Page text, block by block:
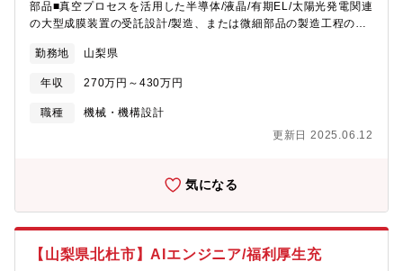
部品■真空プロセスを活用した半導体/液晶/有期EL/太陽光発電関連
の大型成膜装置の受託設計/製造、または微細部品の製造工程の自
OEMでの装置や自社ブランドの装置、2008年からは医療機器に参
入するなど、部品や装置を問わず同社の幅広い製品の機械領域の
設計に携わります。 ◎真空技術は多くの研究や産業に利用されて
いる重要な技術であり、真空環境の構築に関わる同社は国内外か
勤務地 山梨県
年収 270万円～430万円
職種
機械・機構設計
更新日 2025.06.12
気になる
【山梨県北杜市】AIエンジニア/福利厚生充